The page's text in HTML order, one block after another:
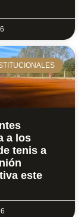
a los
tenis a
este